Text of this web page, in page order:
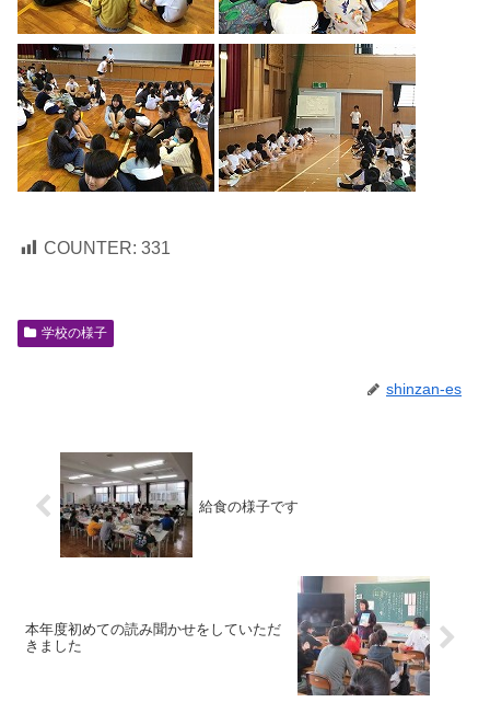
COUNTER: 331
学校の様子
shinzan-es
給食の様子です
本年度初めての読み聞かせをしていただ
きました